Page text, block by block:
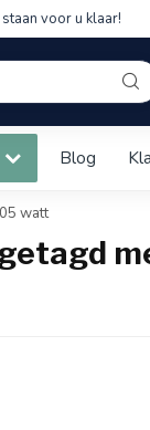
staan voor u klaar!
Blog
watt